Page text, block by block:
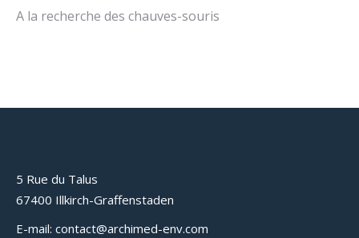
A la recherche des chauves-souris
5 Rue du Talus
67400 Illkirch-Graffenstaden
E-mail: contact@archimed-env.com